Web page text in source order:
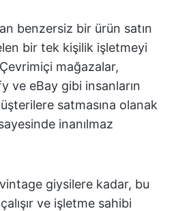
benzersiz bir ürün satın
bir tek kişilik işletmeyi
mağazalar,
ve eBay gibi insanların
satmasına olanak
inanılmaz
vintage giysilere kadar, bu
ve işletme sahibi